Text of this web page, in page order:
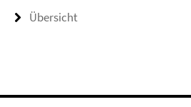
Übersicht